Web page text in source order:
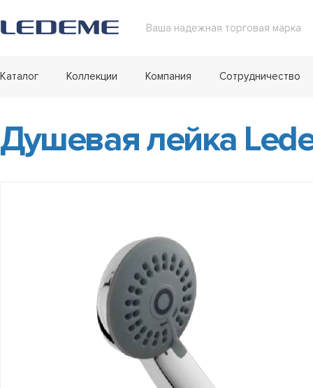
Ваша надежная торговая марка
Каталог Коллекции Компания Сотрудничество
Душевая лейка